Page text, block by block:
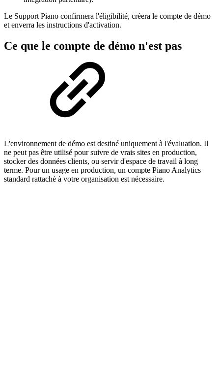
Le Support Piano confirmera l'éligibilité, créera le compte de démo
et enverra les instructions d'activation.
Ce que le compte de démo n'est pas
L'environnement de démo est destiné uniquement à l'évaluation. Il
ne peut pas être utilisé pour suivre de vrais sites en production,
stocker des données clients, ou servir d'espace de travail à long
terme. Pour un usage en production, un compte Piano Analytics
standard rattaché à votre organisation est nécessaire.